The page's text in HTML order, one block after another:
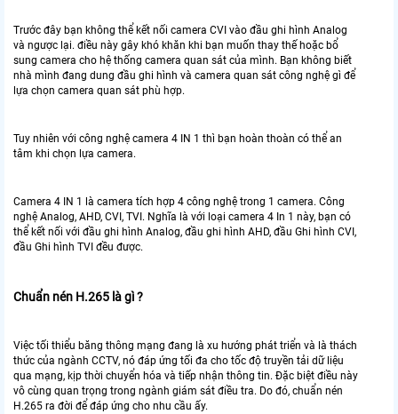
Trước đây bạn không thể kết nối camera CVI vào đầu ghi hình Analog
và ngược lại. điều này gây khó khăn khi bạn muốn thay thế hoặc bổ
sung camera cho hệ thống camera quan sát của mình. Bạn không biết
nhà mình đang dung đầu ghi hình và camera quan sát công nghệ gì để
lựa chọn camera quan sát phù hợp.
Tuy nhiên với công nghệ camera 4 IN 1 thì bạn hoàn thoàn có thể an
tâm khi chọn lựa camera.
Camera 4 IN 1 là camera tích hợp 4 công nghệ trong 1 camera. Công
nghệ Analog, AHD, CVI, TVI. Nghĩa là với loại camera 4 In 1 này, bạn có
thể kết nối với đầu ghi hình Analog, đầu ghi hình AHD, đầu Ghi hình CVI,
đầu Ghi hình TVI đều được.
Chuẩn nén H.265 là gì ?
Việc tối thiểu băng thông mạng đang là xu hướng phát triển và là thách
thức của ngành CCTV, nó đáp ứng tối đa cho tốc độ truyền tải dữ liệu
qua mạng, kịp thời chuyển hóa và tiếp nhận thông tin. Đặc biệt điều này
vô cùng quan trọng trong ngành giám sát điều tra. Do đó, chuẩn nén
H.265 ra đời để đáp ứng cho nhu cầu ấy.